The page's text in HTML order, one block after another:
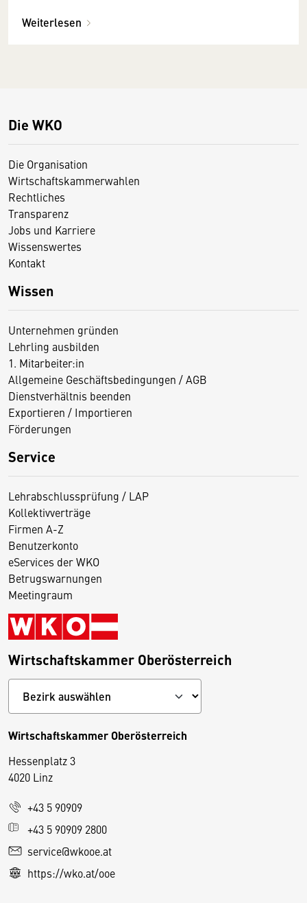
Weiterlesen
Die WKO
Die Organisation
Wirtschaftskammerwahlen
Rechtliches
Transparenz
Jobs und Karriere
Wissenswertes
Kontakt
Wissen
Unternehmen gründen
Lehrling ausbilden
1. Mitarbeiter:in
Allgemeine Geschäftsbedingungen / AGB
Dienstverhältnis beenden
Exportieren / Importieren
Förderungen
Service
Lehrabschlussprüfung / LAP
Kollektivverträge
Firmen A-Z
Benutzerkonto
eServices der WKO
Betrugswarnungen
Meetingraum
Wirtschaftskammer Oberösterreich
Wirtschaftskammer Oberösterreich
Hessenplatz 3
4020 Linz
+43 5 90909
+43 5 90909 2800
service@wkooe.at
https://wko.at/ooe
D
e
s